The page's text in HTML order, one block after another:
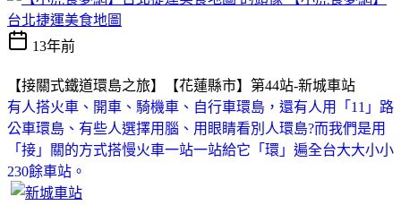
台北捷運美食地圖
13年前
【接關式鐵道環島之旅】【花蓮縣市】第44站-新城車站
有人搭火車、開車、騎機車、自行車環島，還有人用「11」路
公車環島、有些人選擇用腦、用眼睛看別人環島?而我們是用
「接」關的方式搭慢火車一站一站給它「環」遍全台大大小小
230餘車站。